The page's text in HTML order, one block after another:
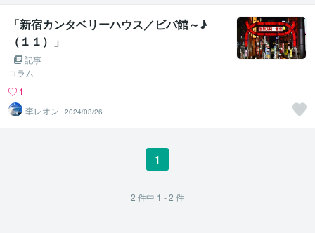
「新宿カンタベリーハウス／ビバ館～♪
（１１）」
記事
コラム
1
李レオン
2024/03/26
1
2 件中 1 - 2 件